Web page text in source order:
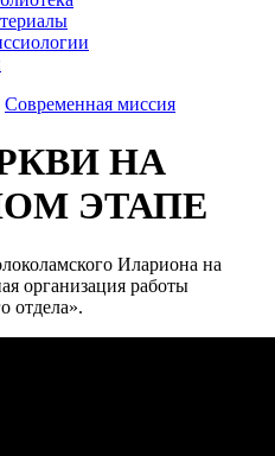
Современная миссия
НА
ЭТАПЕ
Илариона на
организация работы
отдела».